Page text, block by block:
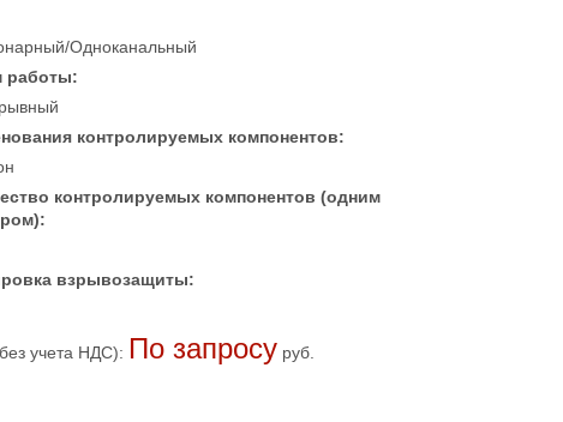
Одноканальный
работы:
контролируемых компонентов:
контролируемых компонентов (одним
взрывозащиты:
учета НДС): По запросу руб.